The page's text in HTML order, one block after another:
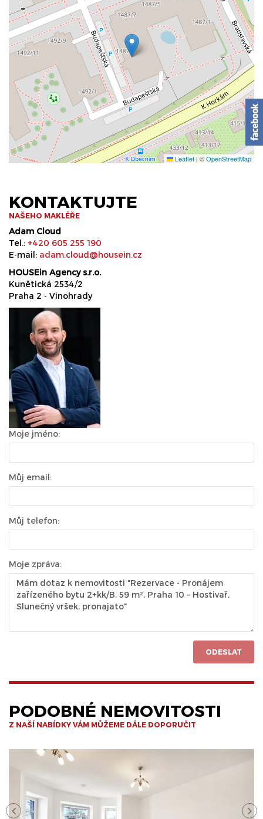
Leaflet | ©OpenStreetMap
KONTAKTUJTE
NAŠEHO MAKLÉŘE
Adam Cloud
Tel.: +420 605 255 190
E-mail: adam.cloud@housein.cz
HOUSEin Agency s.r.o.
Kunětická 2534/2
Praha 2 - Vinohrady
Moje jméno:
Můj email:
Můj telefon:
Moje zpráva:
ODESLAT
PODOBNÉ NEMOVITOSTI
Z NAŠÍ NABÍDKY VÁM MŮŽEME DÁLE DOPORUČIT